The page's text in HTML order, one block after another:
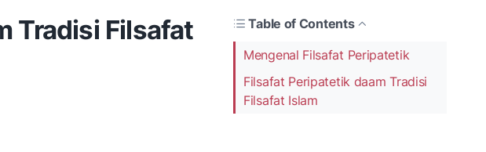
Tradisi Filsafat
Table of Contents
Mengenal Filsafat Peripatetik
Filsafat Peripatetik daam Tradisi
Filsafat Islam